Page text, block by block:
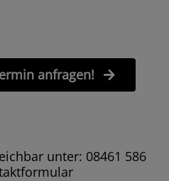
anfragen!
unter: 08461 586